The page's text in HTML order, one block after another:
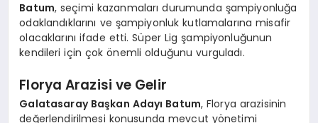
Batum, seçimi kazanmaları durumunda şampiyonluğa
odaklandıklarını ve şampiyonluk kutlamalarına misafir
olacaklarını ifade etti. Süper Lig şampiyonluğunun
kendileri için çok önemli olduğunu vurguladı.
Florya Arazisi ve Gelir
Galatasaray Başkan Adayı Batum, Florya arazisinin
değerlendirilmesi konusunda mevcut yönetimi